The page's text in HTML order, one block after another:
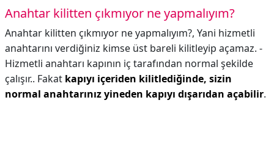
Anahtar kilitten çıkmıyor ne yapmalıyım?
Anahtar kilitten çıkmıyor ne yapmalıyım?, Yani hizmetli
anahtarını verdiğiniz kimse üst bareli kilitleyip açamaz. -
Hizmetli anahtarı kapının iç tarafından normal şekilde
çalışır.. Fakat kapıyı içeriden kilitlediğinde, sizin
normal anahtarınız yineden kapıyı dışarıdan açabilir.